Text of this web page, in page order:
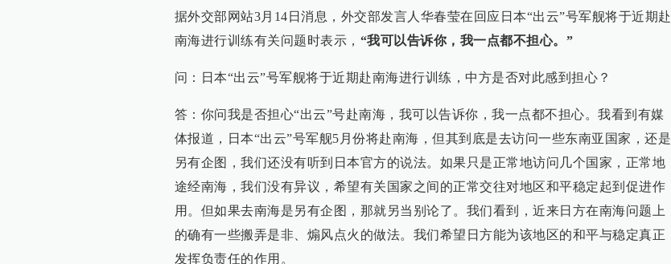
据外交部网站3月14日消息，外交部发言人华春莹在回应日本“出云”号军舰将于近期赴
南海进行训练有关问题时表示， “我可以告诉你，我一点都不担心。”
问：日本“出云”号军舰将于近期赴南海进行训练，中方是否对此感到担心？
答：你问我是否担心“出云”号赴南海，我可以告诉你，我一点都不担心。我看到有媒
体报道，日本“出云”号军舰5月份将赴南海，但其到底是去访问一些东南亚国家，还是
另有企图，我们还没有听到日本官方的说法。如果只是正常地访问几个国家，正常地
途经南海，我们没有异议，希望有关国家之间的正常交往对地区和平稳定起到促进作
用。但如果去南海是另有企图，那就另当别论了。我们看到，近来日方在南海问题上
的确有一些搬弄是非、煽风点火的做法。我们希望日方能为该地区的和平与稳定真正
发挥负责任的作用。